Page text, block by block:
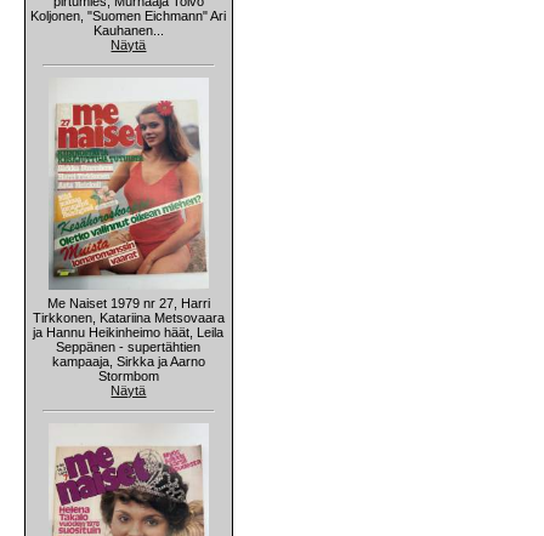
Koljonen, "Suomen Eichmann" Ari
Kauhanen...
Näytä
Me Naiset 1979 nr 27, Harri
Tirkkonen, Katariina Metsovaara
ja Hannu Heikinheimo häät, Leila
Seppänen - supertähtien
kampaaja, Sirkka ja Aarno
Stormbom
Näytä